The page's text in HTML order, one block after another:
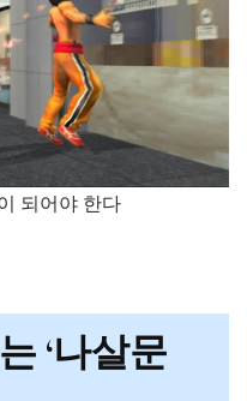
되어야 한다
‘나살문